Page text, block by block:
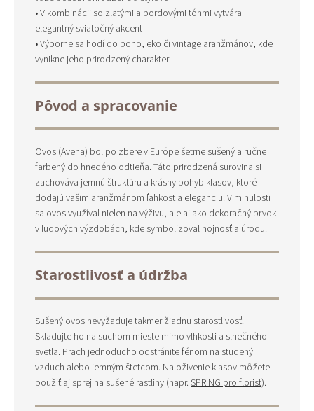
• V kombinácii so zlatými a bordovými tónmi vytvára
elegantný sviatočný akcent
• Výborne sa hodí do boho, eko či vintage aranžmánov, kde
vynikne jeho prirodzený charakter
Pôvod a spracovanie
Ovos (Avena) bol po zbere v Európe šetrne sušený a ručne
farbený do hnedého odtieňa. Táto prirodzená surovina si
zachováva jemnú štruktúru a krásny pohyb klasov, ktoré
dodajú vašim aranžmánom ľahkosť a eleganciu. V minulosti
sa ovos využíval nielen na výživu, ale aj ako dekoračný prvok
v ľudových výzdobách, kde symbolizoval hojnosť a úrodu.
Starostlivosť a údržba
Sušený ovos nevyžaduje takmer žiadnu starostlivosť.
Skladujte ho na suchom mieste mimo vlhkosti a slnečného
svetla. Prach jednoducho odstránite fénom na studený
vzduch alebo jemným štetcom. Na oživenie klasov môžete
použiť aj sprej na sušené rastliny (napr. SPRING pro florist).